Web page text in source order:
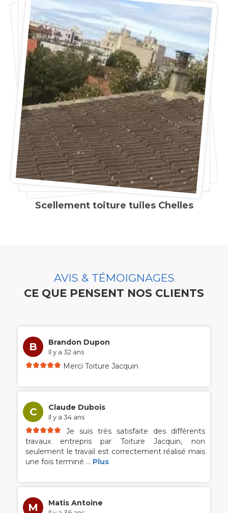
Scellement toiture tuiles Chelles
AVIS & TÉMOIGNAGES
CE QUE PENSENT NOS CLIENTS
B Brandon Dupon
Il y a 32 ans
Merci Toiture Jacquin
C Claude Dubois
Il y a 34 ans
Je suis très satisfaite des différents
travaux entrepris par Toiture Jacquin, non
seulement le travail est correctement réalisé mais
une fois terminé ... Plus
M Matis Antoine